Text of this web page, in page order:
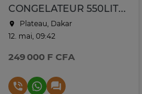
CONGELATEUR 550LITRES ELACTRON HORIZONTAL GRIS EL75CFS
Plateau, Dakar
12. mai, 09:42
249 000 F CFA